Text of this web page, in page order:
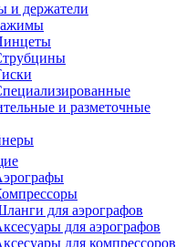
и держатели
и разметочные
для аэрографов
для аэрографов
для компрессоров